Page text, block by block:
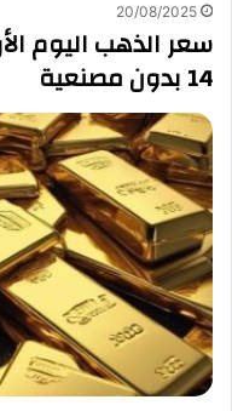
20/08/2025
14 بدون مصنعية